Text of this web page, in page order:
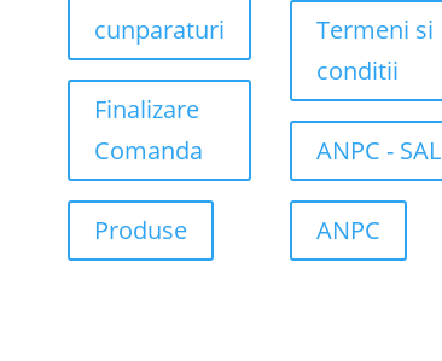
cunparaturi
Finalizare
Comanda
Produse
Termeni si
conditii
ANPC - SAL
ANPC